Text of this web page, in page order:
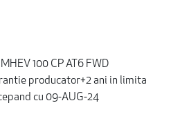
100 CP AT6 FWD
producator+2 ani in limita
cu 09-AUG-24